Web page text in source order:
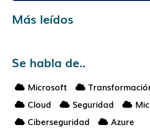
Más leídos
Se habla de..
Microsoft
Cloud
Seguridad
Ciberseguridad
Azure